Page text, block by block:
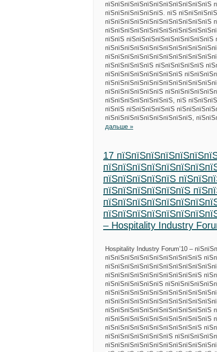
пїЅпїЅпїЅпїЅпїЅпїЅпїЅпїЅпїЅпїЅпїЅ
пїЅпїЅпїЅпїЅпїЅпїЅ. пїЅ
пїЅпїЅпїЅпїЅпїЅпїЅпїЅпїЅпїЅпїЅпїЅ
пїЅпїЅ
пїЅпїЅпїЅпїЅпїЅ пїЅпїЅпїЅпїЅпїЅ
пїЅпїЅпїЅпїЅпїЅпїЅпїЅпїЅ
пїЅпїЅпїЅпїЅпїЅпїЅ
пїЅпїЅпїЅпїЅпїЅпїЅпїЅ, пїЅ
пїЅпїЅ пїЅпїЅпїЅпїЅпїЅ
пїЅпїЅпїЅпїЅпїЅпїЅпїЅпїЅпїЅ,
дальше »
17
пїЅпїЅпїЅпїЅпїЅ
пїЅпїЅпїЅпїЅпїЅпїЅ
– Hospitality Industry
Hospitality Industry Forum’10 –
пїЅпїЅпїЅпїЅпїЅпїЅпїЅпїЅпїЅпїЅ
пїЅпїЅпїЅпїЅпїЅпїЅпїЅпїЅпїЅпїЅ
пїЅпїЅпїЅпїЅпїЅпїЅ
пїЅпїЅпїЅпїЅпїЅпїЅпїЅпїЅпїЅпїЅпїЅ
пїЅпїЅпїЅпїЅпїЅпїЅпїЅпїЅпїЅпїЅпїЅ
пїЅпїЅпїЅпїЅпїЅпїЅпїЅпїЅпїЅпїЅ
пїЅпїЅпїЅпїЅпїЅпїЅпїЅ